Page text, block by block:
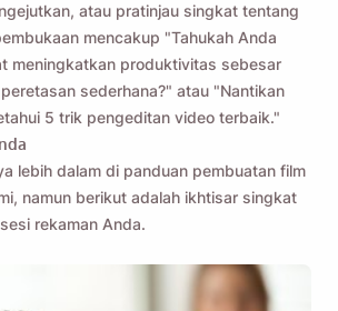
atau pratinjau singkat tentang
mencakup "Tahukah Anda
meningkatkan produktivitas sebesar
sederhana?" atau "Nantikan
5 trik pengeditan video terbaik."
lebih dalam di panduan pembuatan film
namun berikut adalah ikhtisar singkat
rekaman Anda.